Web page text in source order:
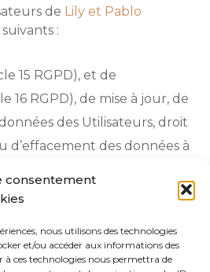
consentement
nous utilisons des technologies
et/ou accéder aux informations des
à ces technologies nous permettra de
de Lily et Pablo
:
15 RGPD), et de
16 RGPD), de mise à jour, de
des Utilisateurs, droit
d’effacement des données à
sont inexactes, incomplètes,
ou la